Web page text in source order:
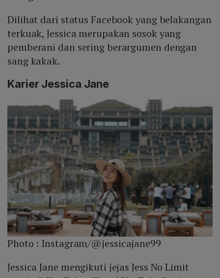
Dilihat dari status Facebook yang belakangan
terkuak, Jessica merupakan sosok yang
pemberani dan sering berargumen dengan
sang kakak.
Karier Jessica Jane
Photo : Instagram/@jessicajane99
Jessica Jane mengikuti jejas Jess No Limit